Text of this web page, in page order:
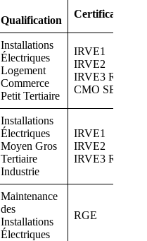
Qualification
Certifications
Installations
Électriques
Logement
Commerce
Petit Tertiaire
IRVE1
IRVE2
IRVE3 RGE
CMO SEH
Installations
Électriques
Moyen Gros
Tertiaire
Industrie
IRVE1
IRVE2
IRVE3 RGE
Maintenance
des
Installations
Électriques
RGE